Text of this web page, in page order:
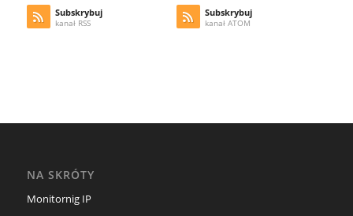
Subskrybuj
kanał RSS
Subskrybuj
kanał ATOM
NA SKRÓTY
Monitornig IP